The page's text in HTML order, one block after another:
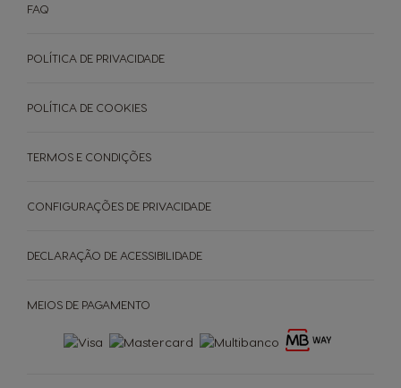
MEIOS DE PAGAMENTO
FAQ
POLÍTICA DE PRIVACIDADE
POLÍTICA DE COOKIES
TERMOS E CONDIÇÕES
CONFIGURAÇÕES DE PRIVACIDADE
DECLARAÇÃO DE ACESSIBILIDADE